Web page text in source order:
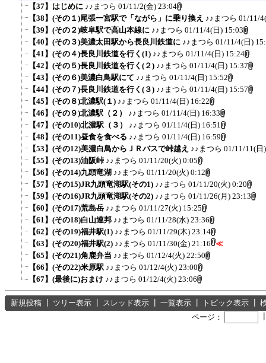
【37】はじめに ♪♪まつら 01/11/2(金) 23:04
【38】(その１)尾張一宮駅で「ながら」に乗り換え ♪♪まつら 01/11/
【39】(その２)岐阜駅で高山本線に ♪♪まつら 01/11/4(日) 15:03
【40】(その３)美濃太田駅から長良川鉄道に ♪♪まつら 01/11/4(日)
【41】(その４)長良川鉄道を行く(1) ♪♪まつら 01/11/4(日) 15:24
【42】(その５)長良川鉄道を行く(２) ♪♪まつら 01/11/4(日) 15:37
【43】(その６)美濃白鳥駅にて ♪♪まつら 01/11/4(日) 15:52
【44】(その７)長良川鉄道を行く(３) ♪♪まつら 01/11/4(日) 15:57
【45】(その８)北濃駅(１) ♪♪まつら 01/11/4(日) 16:22
【46】(その９)北濃駅（２） ♪♪まつら 01/11/4(日) 16:33
【47】(その10)北濃駅（３） ♪♪まつら 01/11/4(日) 16:51
【48】(その11)昼食を食べる ♪♪まつら 01/11/4(日) 16:59
【53】(その12)美濃白鳥からＪＲバスで峠越え ♪♪まつら 01/11/11(日
【55】(その13)油阪峠 ♪♪まつら 01/11/20(火) 0:05
【56】(その14)九頭竜湖 ♪♪まつら 01/11/20(火) 0:12
【57】(その15)JR九頭竜湖駅(その1) ♪♪まつら 01/11/20(火) 0:20
【59】(その16)JR九頭竜湖駅(その2) ♪♪まつら 01/11/26(月) 23:13
【60】(その17)荒島岳 ♪♪まつら 01/11/27(火) 15:25
【61】(その18)白山連邦 ♪♪まつら 01/11/28(水) 23:36
【62】(その19)福井駅(1) ♪♪まつら 01/11/29(木) 23:14
【63】(その20)福井駅(2) ♪♪まつら 01/11/30(金) 21:16 ≪
【65】(その21)角鹿弁当 ♪♪まつら 01/12/4(火) 22:50
【66】(その22)米原駅 ♪♪まつら 01/12/4(火) 23:00
【67】(最後に)おまけ ♪♪まつら 01/12/4(火) 23:06
新規投稿 ツリー表示 スレッド表示 一覧表示 トピック表示
ページ：